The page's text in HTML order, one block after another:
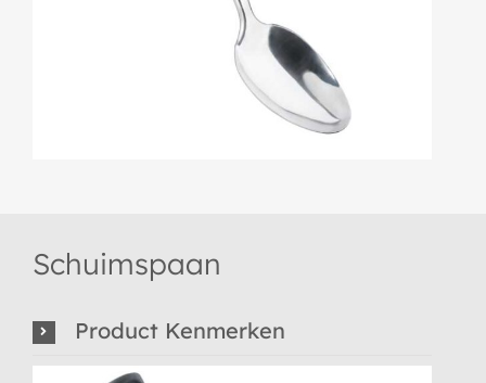
Schuimspaan
Product Kenmerken